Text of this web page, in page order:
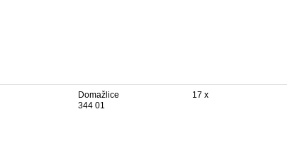
Domažlice
344 01
17 x